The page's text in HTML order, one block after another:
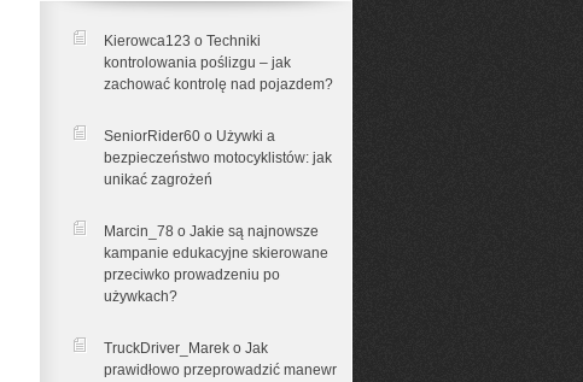
Kierowca123 o Techniki
kontrolowania poślizgu – jak
zachować kontrolę nad pojazdem?
SeniorRider60 o Używki a
bezpieczeństwo motocyklistów: jak
unikać zagrożeń
Marcin_78 o Jakie są najnowsze
kampanie edukacyjne skierowane
przeciwko prowadzeniu po
używkach?
TruckDriver_Marek o Jak
prawidłowo przeprowadzić manewr